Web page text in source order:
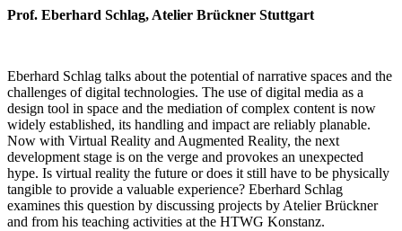
Prof. Eberhard Schlag, Atelier Brückner Stuttgart
Eberhard Schlag talks about the potential of narrative spaces and the
challenges of digital technologies. The use of digital media as a
design tool in space and the mediation of complex content is now
widely established, its handling and impact are reliably planable.
Now with Virtual Reality and Augmented Reality, the next
development stage is on the verge and provokes an unexpected
hype. Is virtual reality the future or does it still have to be physically
tangible to provide a valuable experience? Eberhard Schlag
examines this question by discussing projects by Atelier Brückner
and from his teaching activities at the HTWG Konstanz.